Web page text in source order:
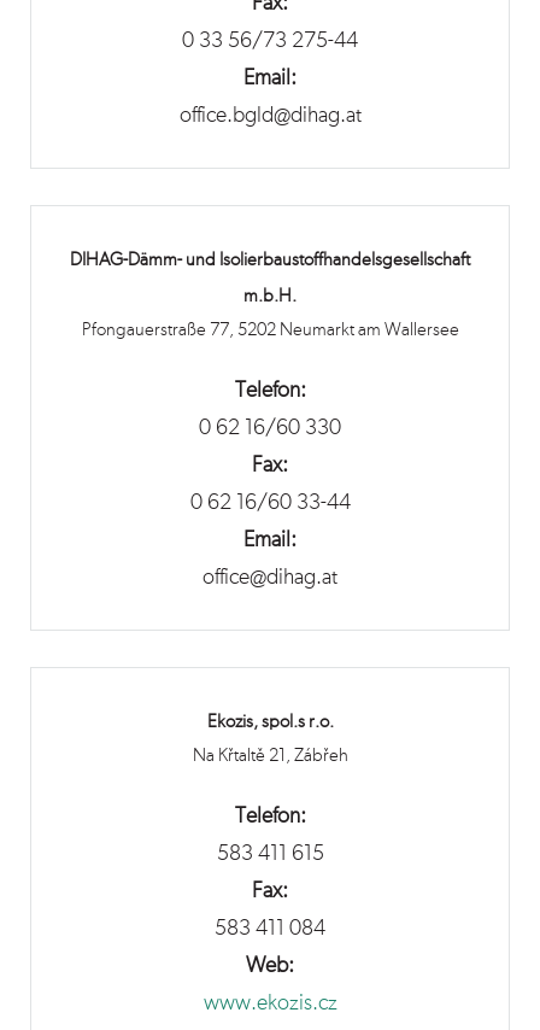
0 33 56/73 275-44
Email:
office.bgld@dihag.at
DIHAG-Dämm- und Isolierbaustoffhandelsgesellschaft
m.b.H.
Pfongauerstraße 77, 5202 Neumarkt am Wallersee
Telefon:
0 62 16/60 330
Fax:
0 62 16/60 33-44
Email:
office@dihag.at
Ekozis, spol.s r.o.
Na Křtaltě 21, Zábřeh
Telefon:
583 411 615
Fax:
583 411 084
Web:
www.ekozis.cz